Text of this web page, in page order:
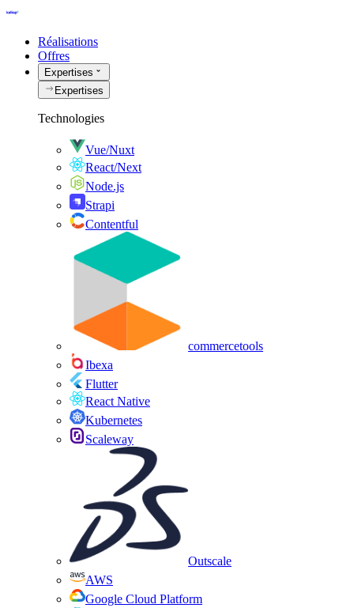
Réalisations
Offres
Expertises
Expertises
Technologies
Vue/Nuxt
React/Next
Node.js
Strapi
Contentful
commercetools
Ibexa
Flutter
React Native
Kubernetes
Scaleway
Outscale
AWS
Google Cloud Platform